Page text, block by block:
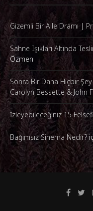
Gizemli Bir Aile Dramı |
Sahne Işıkları Altında
Özmen
Sonra Bir Daha Hiçbir
Carolyn Bessette & John
İzleyebileceğiniz 15
Bağımsız Sinema Nedir?